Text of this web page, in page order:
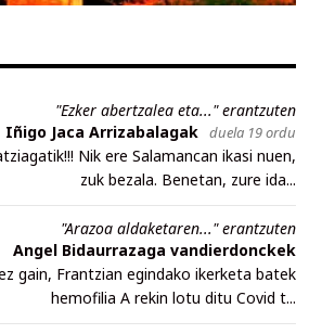
"Ezker abertzalea eta..." erantzuten
Iñigo Jaca Arrizabalagak duela 19 ordu
Nik ere Salamancan ikasi nuen,
zuk bezala. Benetan, zure ida...
"Arazoa aldaketaren..." erantzuten
Angel Bidaurrazaga vandierdonckek
gain, Frantzian egindako ikerketa batek
hemofilia A rekin lotu ditu Covid t...